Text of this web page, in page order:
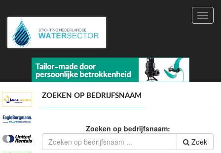
ZOEKEN OP BEDRIJFSNAAM
Zoeken op bedrijfsnaam:
Zoek